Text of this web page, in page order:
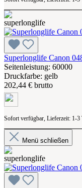
Superlonglife Canon
Seitenleistung: 60000
Druckfarbe: gelb
202,44 € brutto
Sofort verfügbar, Lieferzeit: 1-3
Menü schließen